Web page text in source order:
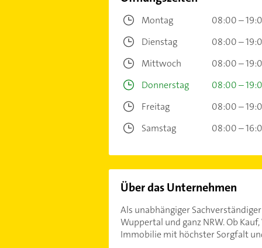
Montag
08:00 –
Dienstag
08:00 –
Mittwoch
08:00 –
Donnerstag
08:00 –
Freitag
08:00 –
Samstag
08:00 –
Über das Unternehmen
Als unabhängiger
Wuppertal und ganz NRW. Ob
Immobilie mit höchster Sorgfalt